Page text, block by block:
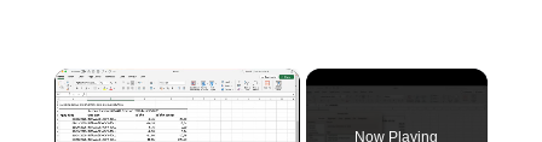
×
Now Playing